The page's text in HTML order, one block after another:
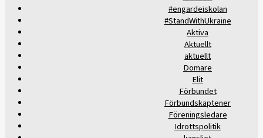
#engardeiskolan
#StandWithUkraine
Aktiva
Aktuellt
aktuellt
Domare
Elit
Förbundet
Förbundskaptener
Föreningsledare
Idrottspolitik